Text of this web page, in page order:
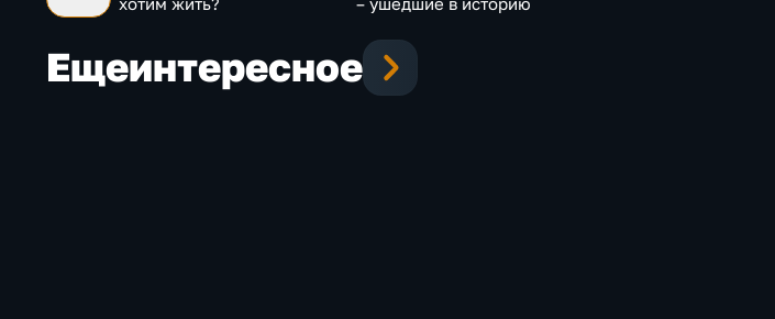
хотим жить?
– ушедшие в историю
Ещеинтересное